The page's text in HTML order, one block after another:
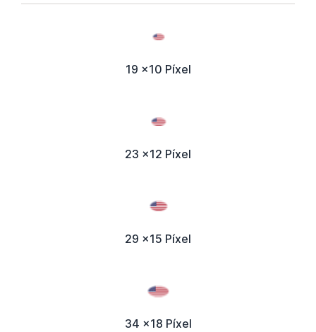
19 x10 Píxel
23 x12 Píxel
29 x15 Píxel
34 x18 Píxel